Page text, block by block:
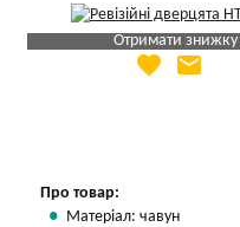
Отримати знижку
Яка Ваша ціна
favorite email
Про товар:
Матеріал: чавун